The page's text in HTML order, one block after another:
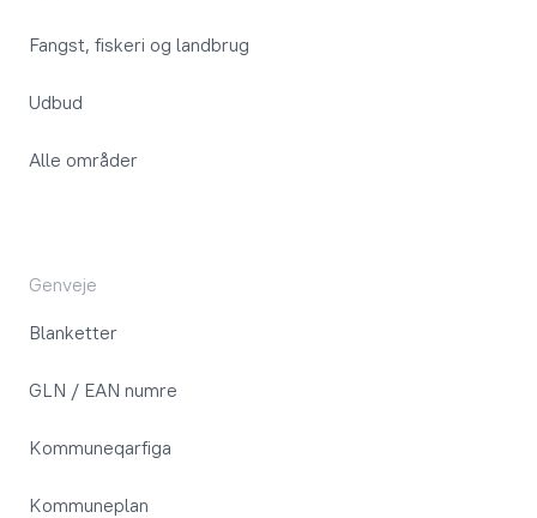
Fangst, fiskeri og landbrug
Udbud
Alle områder
Genveje
Blanketter
GLN / EAN numre
Kommuneqarfiga
Kommuneplan